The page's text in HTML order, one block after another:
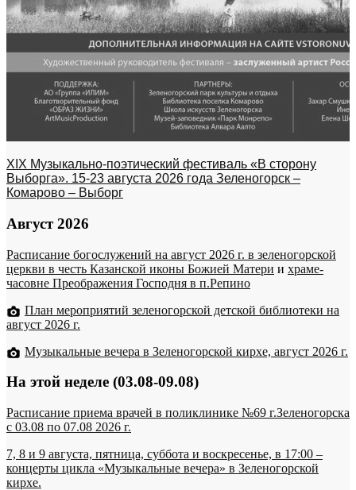
XIX Музыкально-поэтический фестиваль «В сторону
Выборга». 15-23 августа 2026 года Зеленогорск –
Комарово – Выборг
Август 2026
Расписание богослужений на август 2026 г. в зеленогорской
церкви в честь Казанской иконы Божией Матери и храме-
часовне Преображения Господня в п.Репино
План мероприятий зеленогорской детской библиотеки на
август 2026 г.
Музыкальные вечера в Зеленогорской кирхе, август 2026 г.
На этой неделе (03.08-09.08)
Расписание приема врачей в поликлинике №69 г.Зеленогорска
c 03.08 по 07.08 2026 г.
7, 8 и 9 августа, пятница, суббота и воскресенье, в 17:00 –
концерты цикла «Музыкальные вечера» в Зеленогорской
кирхе.